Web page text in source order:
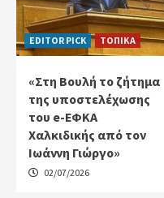
EDITOR PICK ΤΟΠΙΚΑ
«Στη Βουλή το ζήτημα
της υποστελέχωσης
του e-ΕΦΚΑ
Χαλκιδικής από τον
Ιωάννη Γιώργο»
02/07/2026